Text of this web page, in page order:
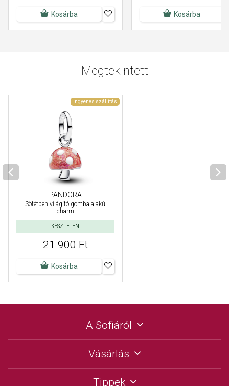
Kosárba Kosárba
Megtekintett
Ingyenes szállítás
PANDORA
Sötétben világító gomba alakú
charm
KÉSZLETEN
21 900 Ft
Kosárba
A Sofiáról
Vásárlás
Tippek